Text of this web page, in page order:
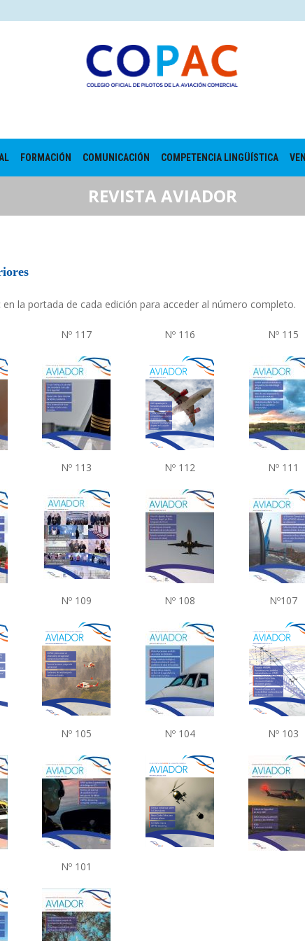
FORMACIÓN COMUNICACIÓN COMPETENCIA LINGÜÍSTICA
REVISTA AVIADOR
en la portada de cada edición para acceder al número completo.
Nº 117 Nº 116 Nº 115
Nº 113 Nº 112 Nº 111
Nº 109 Nº 108 Nº107
Nº 105 Nº 104 Nº 103
Nº 101